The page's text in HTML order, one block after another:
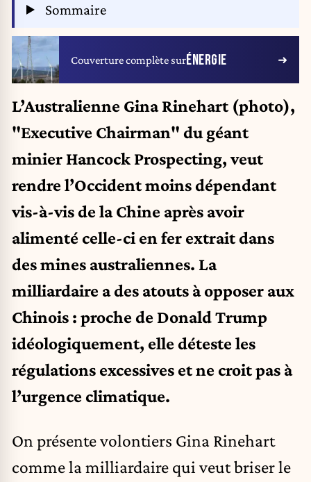
Sommaire
Couverture complète surÉNERGIE
L’Australienne Gina Rinehart (photo),
"Executive Chairman" du géant
minier Hancock Prospecting, veut
rendre l’Occident moins dépendant
vis-à-vis de la Chine après avoir
alimenté celle-ci en fer extrait dans
des mines australiennes. La
milliardaire a des atouts à opposer aux
Chinois : proche de Donald Trump
idéologiquement, elle déteste les
régulations excessives et ne croit pas à
l’urgence climatique.
On présente volontiers Gina Rinehart
comme la milliardaire qui veut briser le